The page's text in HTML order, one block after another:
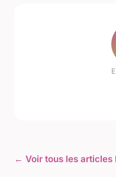
← Voir tous les articles